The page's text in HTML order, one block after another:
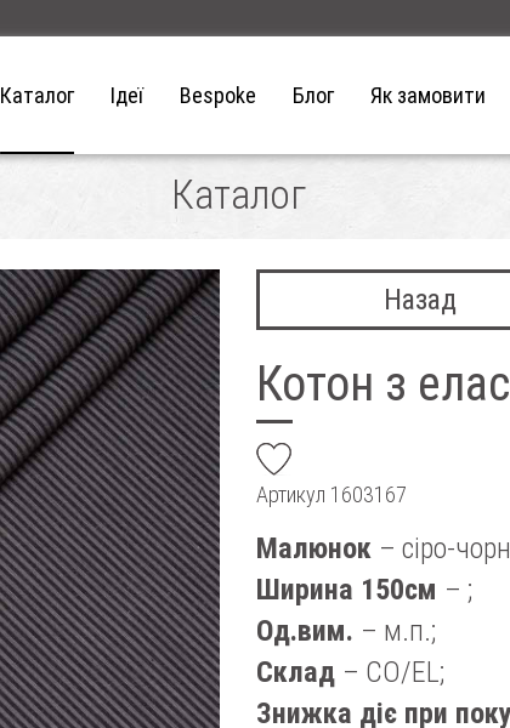
Каталог Ідеї Bespoke Блог Як замовити
Каталог
Назад
Котон з
Артикул 1603167
Малюнок – сіро-
Ширина 150см – ;
Од.вим. – м.п.;
Склад – CO/EL;
Знижка діє при